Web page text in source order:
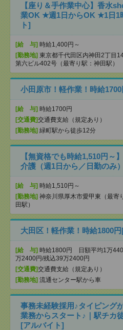
【座り＆手作業中心】香水
業OK ★週1日からOK ★1日1
ト]
[給 与] 時給1,400円～
[勤務地] 東京都千代田区内神田2丁目
第六ビル402号（最寄り駅：神田駅）
小田原市！軽作業！時給
[給 与] 時給1700円
[交通費]交通費支給（規定あり）
[勤務地] 緑町駅から徒歩12分
【無資格でも時給1,510円～
介護（週1日から／日勤のみ
[給 与] 時給1,510円～
[勤務地] 神奈川県厚木市愛甲東（最寄
田駅）
大田区！軽作業！時給1800
[給 与] 時給1800円 日額平均1万
万2400円/残込39万2400円
[交通費]交通費支給（規定あり）
[勤務地] 流通センター駅から車
事務未経験採用♪タイピング
業務からスタート♪｜駅チカ
[アルバイト]